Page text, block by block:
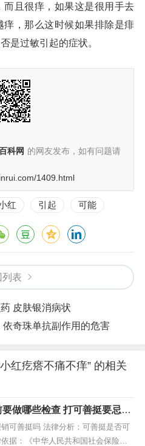
而且很痒，如果这是很用手去
，那么这时候如果排除是痱
是过敏引起的症状。
科网 的网友发布，如有问题请
1409.html
红 引起 可能
列表
皮肤银消病状
奇珠单抗副作用的危害
红疙瘩不痛不痒” 的相关
做哪些检查 打可善挺要忌口
可善挺吗 法律分析：可善挺是否可
据：《中华人民共和国社会保险